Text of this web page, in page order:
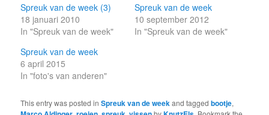
Spreuk van de week (3)
18 januari 2010
In "Spreuk van de week"
Spreuk van de week
10 september 2012
In "Spreuk van de week"
Spreuk van de week
6 april 2015
In "foto's van anderen"
This entry was posted inSpreuk van de weekand taggedbootje,